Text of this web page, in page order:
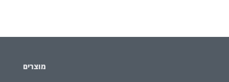
מוצרים